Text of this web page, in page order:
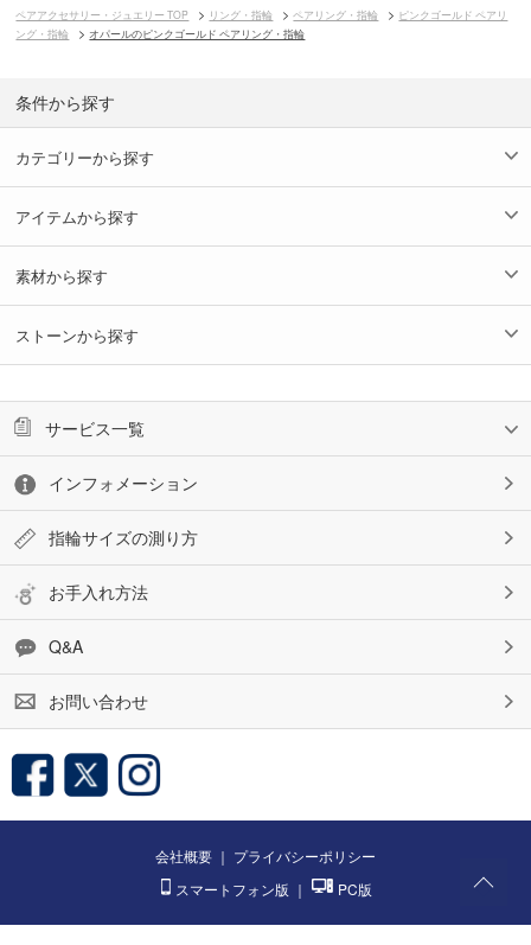
ペアアクセサリー・ジュエリー TOP リング・指輪 ペアリング・指輪
ピンクゴールド ペアリ
ング・指輪
オパールのピンクゴールド ペアリング・指輪
条件から探す
カテゴリーから探す
アイテムから探す
素材から探す
ストーンから探す
サービス一覧
インフォメーション
指輪サイズの測り方
お手入れ方法
Q&A
お問い合わせ
会社概要 ｜ プライバシーポリシー
スマートフォン版 ｜ PC版